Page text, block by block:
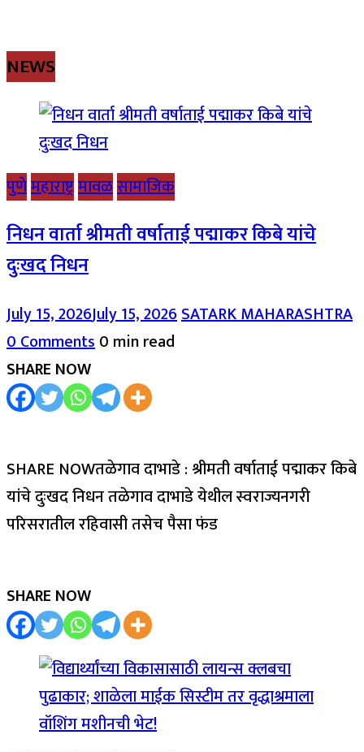
NEWS
पुणेमहाराष्ट्रमावळसामाजिक
निधन वार्ता श्रीमती वर्षाताई पद्माकर किबे यांचे
दुःखद निधन
July 15, 2026July 15, 2026SATARK MAHARASHTRA
0 Comments0 min read
SHARE NOW
SHARE NOWतळेगाव दाभाडे : श्रीमती वर्षाताई पद्माकर किबे
यांचे दुःखद निधन तळेगाव दाभाडे येथील स्वराज्यनगरी
परिसरातील रहिवासी तसेच पैसा फंड
SHARE NOW